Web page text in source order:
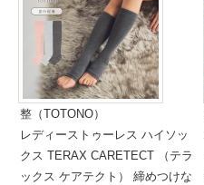
整（TOTONO）
レディーストゥーレス ハイソッ
クス TERAX CARETECT （テラ
ックス ケアテクト） 締めつけな